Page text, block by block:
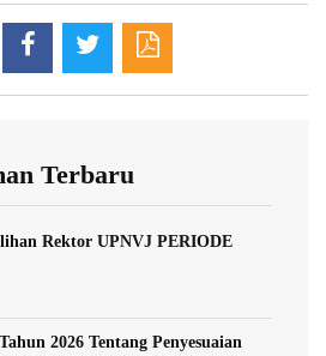
Terbaru
Rektor UPNVJ PERIODE
2026 Tentang Penyesuaian